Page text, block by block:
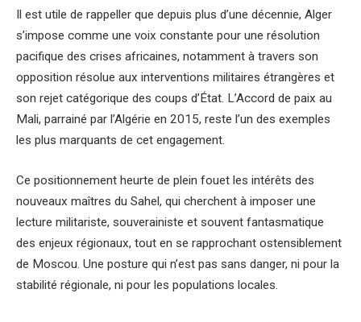
Il est utile de rappeller que depuis plus d’une décennie, Alger
s’impose comme une voix constante pour une résolution
pacifique des crises africaines, notamment à travers son
opposition résolue aux interventions militaires étrangères et
son rejet catégorique des coups d’État. L’Accord de paix au
Mali, parrainé par l’Algérie en 2015, reste l’un des exemples
les plus marquants de cet engagement.
Ce positionnement heurte de plein fouet les intérêts des
nouveaux maîtres du Sahel, qui cherchent à imposer une
lecture militariste, souverainiste et souvent fantasmatique
des enjeux régionaux, tout en se rapprochant ostensiblement
de Moscou. Une posture qui n’est pas sans danger, ni pour la
stabilité régionale, ni pour les populations locales.